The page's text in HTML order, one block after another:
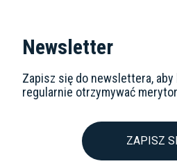
Newsletter
Zapisz się do newslettera, aby
regularnie otrzymywać
ZAPISZ